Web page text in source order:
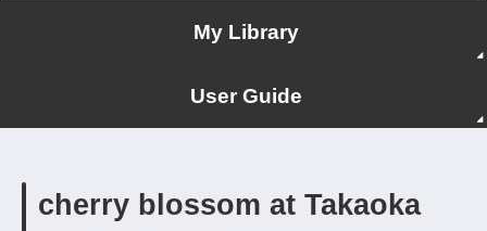
My Library
User Guide
cherry blossom at Takaoka